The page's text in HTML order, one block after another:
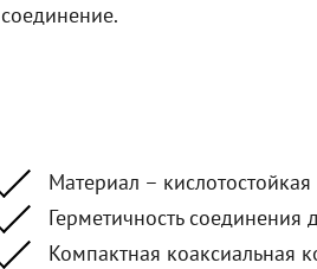
соединение.
Материал –
Герметичность соединения
Компактная коаксиальная